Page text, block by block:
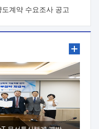
반 ICT 중소기업*
하여 결정
 기업부담:
청/접수(2)희망인력-
)(4)협약체결(5)
26일 9월초순 9월 중순
기업간 매칭 원활시를
정이 지연될 수 있음. **
고 판단되거나, (2)
속 절차가 진행되지 않을
계약 수요조사 공고